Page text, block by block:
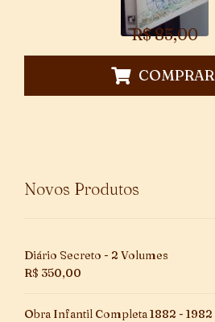
R$85,00
COMPRAR
Novos Produtos
Diário Secreto - 2 Volumes
R$ 350,00
Obra Infantil Completa 1882 - 1982